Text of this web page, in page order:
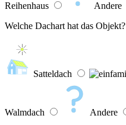
Reihenhaus
Andere
Welche Dachart hat das Objekt?
Satteldach
Walmdach
Andere